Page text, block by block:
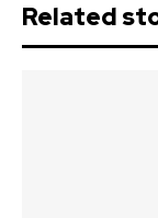
Related